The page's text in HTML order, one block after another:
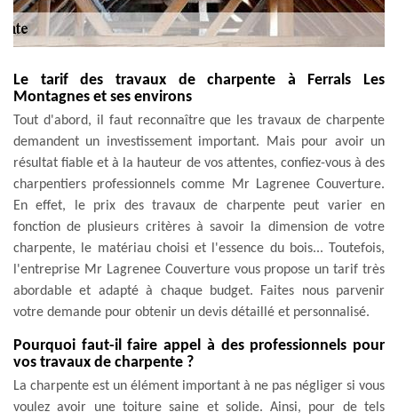
Le tarif des travaux de charpente à Ferrals Les
Montagnes et ses environs
Tout d'abord, il faut reconnaître que les travaux de charpente
demandent un investissement important. Mais pour avoir un
résultat fiable et à la hauteur de vos attentes, confiez-vous à des
charpentiers professionnels comme Mr Lagrenee Couverture.
En effet, le prix des travaux de charpente peut varier en
fonction de plusieurs critères à savoir la dimension de votre
charpente, le matériau choisi et l'essence du bois... Toutefois,
l'entreprise Mr Lagrenee Couverture vous propose un tarif très
abordable et adapté à chaque budget. Faites nous parvenir
votre demande pour obtenir un devis détaillé et personnalisé.
Pourquoi faut-il faire appel à des professionnels pour
vos travaux de charpente ?
La charpente est un élément important à ne pas négliger si vous
voulez avoir une toiture saine et solide. Ainsi, pour de tels